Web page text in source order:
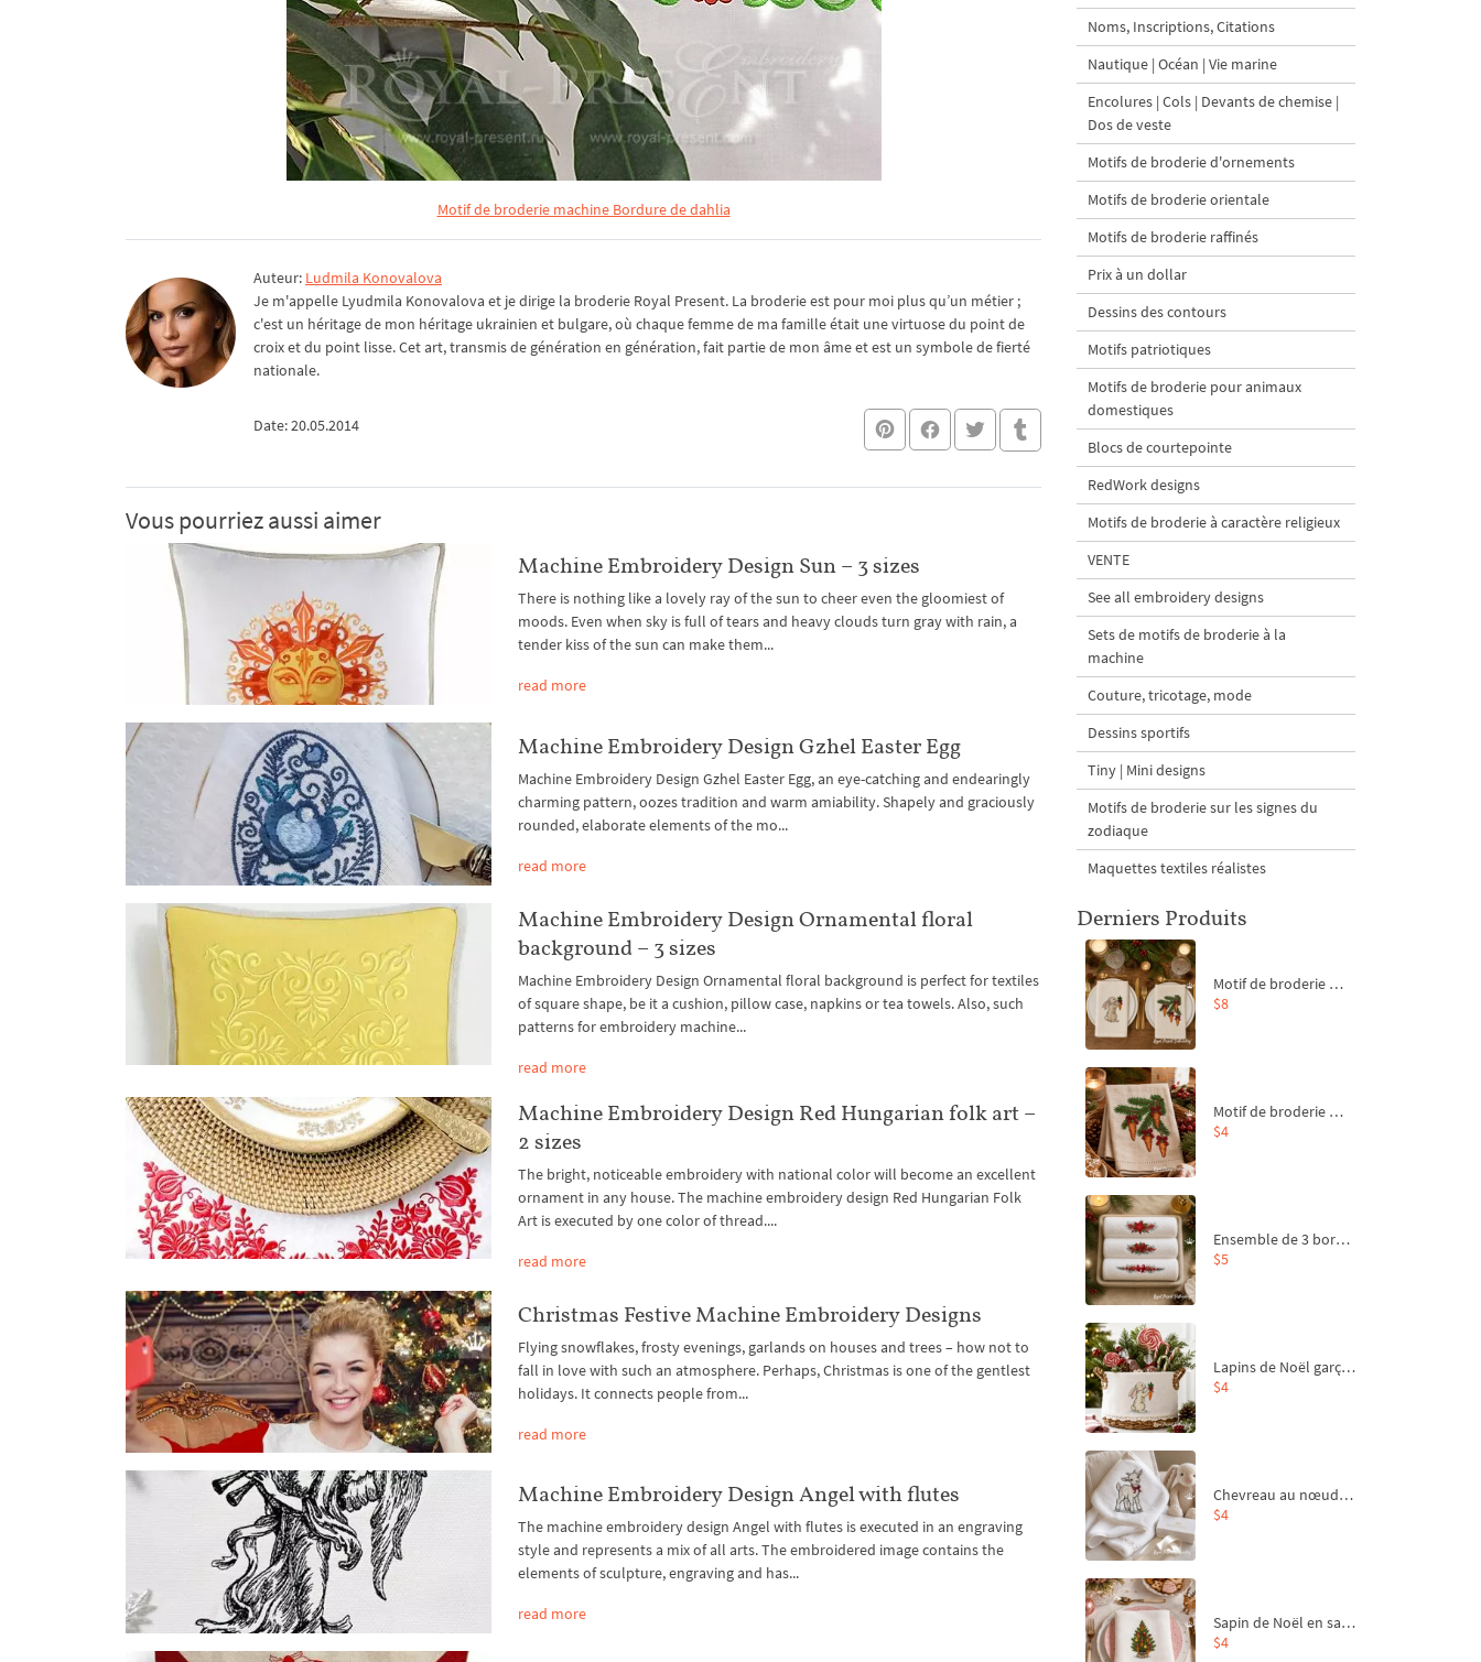
Motif de broderie machine Bordure de dahlia
Auteur: Ludmila Konovalova
Je m'appelle Lyudmila Konovalova et je dirige la broderie Royal Present. La broderie est pour moi plus qu’un métier ;
c'est un héritage de mon héritage ukrainien et bulgare, où chaque femme de ma famille était une virtuose du point de
croix et du point lisse. Cet art, transmis de génération en génération, fait partie de mon âme et est un symbole de fierté
nationale.
Date: 20.05.2014
Vous pourriez aussi aimer
Machine Embroidery Design Sun – 3 sizes
There is nothing like a lovely ray of the sun to cheer even the gloomiest of
moods. Even when sky is full of tears and heavy clouds turn gray with rain, a
tender kiss of the sun can make them...
read more
Machine Embroidery Design Gzhel Easter Egg
Machine Embroidery Design Gzhel Easter Egg, an eye-catching and endearingly
charming pattern, oozes tradition and warm amiability. Shapely and graciously
rounded, elaborate elements of the mo...
read more
Machine Embroidery Design Ornamental floral
background – 3 sizes
Machine Embroidery Design Ornamental floral background is perfect for textiles
of square shape, be it a cushion, pillow case, napkins or tea towels. Also, such
patterns for embroidery machine...
read more
Machine Embroidery Design Red Hungarian folk art –
2 sizes
The bright, noticeable embroidery with national color will become an excellent
ornament in any house. The machine embroidery design Red Hungarian Folk
Art is executed by one color of thread....
read more
Christmas Festive Machine Embroidery Designs
Flying snowflakes, frosty evenings, garlands on houses and trees – how not to
fall in love with such an atmosphere. Perhaps, Christmas is one of the gentlest
holidays. It connects people from...
read more
Machine Embroidery Design Angel with flutes
The machine embroidery design Angel with flutes is executed in an engraving
style and represents a mix of all arts. The embroidered image contains the
elements of sculpture, engraving and has...
read more
Noms, Inscriptions, Citations
Nautique | Océan | Vie marine
Encolures | Cols | Devants de chemise |
Dos de veste
Motifs de broderie d'ornements
Motifs de broderie orientale
Motifs de broderie raffinés
Prix à un dollar
Dessins des contours
Motifs patriotiques
Motifs de broderie pour animaux
domestiques
Blocs de courtepointe
RedWork designs
Motifs de broderie à caractère religieux
VENTE
See all embroidery designs
Sets de motifs de broderie à la
machine
Couture, tricotage, mode
Dessins sportifs
Tiny | Mini designs
Motifs de broderie sur les signes du
zodiaque
Maquettes textiles réalistes
Derniers Produits
Motif de broderie machine Branche de sapin et carottes - 4 tailles
$8
Motif de broderie machine Branche de sapin et carottes - 4 tailles
$4
Ensemble de 3 bordures de Noël pour broderie machine
$5
Lapins de Noël garçon et fille - 4 tailles
$4
Chevreau au nœud rouge – broderie machine, 4 tailles
$4
Sapin de Noël en sac aux carottes Motif de broderie à la machine - 4 tailles
$4